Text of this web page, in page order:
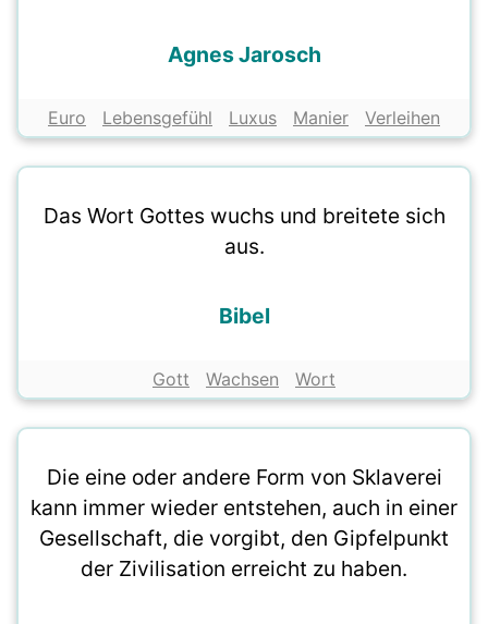
Agnes Jarosch
Euro Lebensgefühl Luxus Manier Verleihen
Das Wort Gottes wuchs und breitete sich
aus.
Bibel
Gott Wachsen Wort
Die eine oder andere Form von Sklaverei
kann immer wieder entstehen, auch in einer
Gesellschaft, die vorgibt, den Gipfelpunkt
der Zivilisation erreicht zu haben.